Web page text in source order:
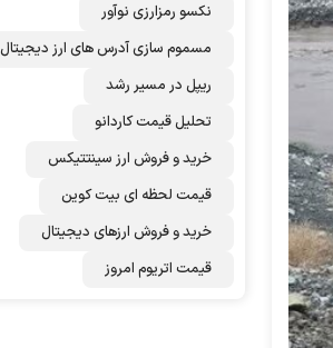
نکسو رمزارزی نوآور
مسموم سازی آدرس های ارز دیجیتال
ریپل در مسیر رشد
تحلیل قیمت کاردانو
خرید و فروش ارز سینتتیکس
قیمت لحظه ای بیت کوین
خرید و فروش ارزهای دیجیتال
قیمت اتریوم امروز